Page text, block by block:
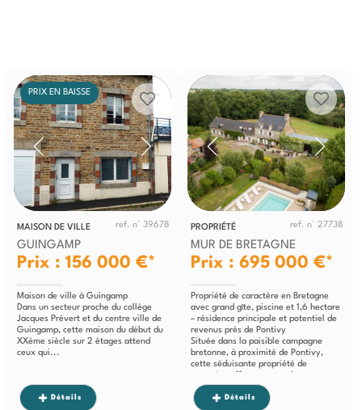
PRIX EN BAISSE
MAISON DE VILLE ref. n° 39678
GUINGAMP
Prix : 156 000 €*
Maison de ville à Guingamp
Dans un secteur proche du collège
Jacques Prévert et du centre ville de
Guingamp, cette maison du début du
XXème siècle sur 2 étages attend
ceux qui...
Détails
PROPRIÉTÉ ref. n° 27738
MUR DE BRETAGNE
Prix : 695 000 €*
Propriété de caractère en Bretagne
avec grand gîte, piscine et 1,6 hectare
– résidence principale et potentiel de
revenus près de Pontivy
Située dans la paisible campagne
bretonne, à proximité de Pontivy,
cette séduisante propriété de
d’acquérir une...
Détails